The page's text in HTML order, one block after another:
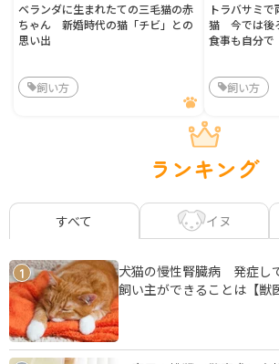
ベランダに生まれたての三毛猫の赤
ちゃん 新婚時代の猫「チビ」との
思い出
飼い方
トラバサミ
猫 今では後
食事も自分で
飼い方
ランキング
すべて イヌ
1
犬猫の慢性腎臓病 発症し
飼い主ができることは【獣